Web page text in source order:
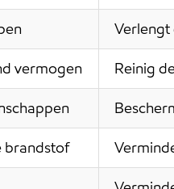
Verlengt
vermogen Reinig
brandstof